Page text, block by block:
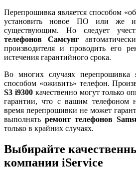
Перепрошивка является способом
установить новое ПО или же
существующим. Но следует
телефонов Самсунг
производителя и проводить его
истечения гарантийного срока.
Во многих случаях перепрошивка
способом «оживить» телефон.
S3 i9300качественно могут только
гарантии, что с вашим телефоном
время перепрошивки не может
выполнять ремонт телефонов
только в крайних случаях.
Выбирайте
компании iService